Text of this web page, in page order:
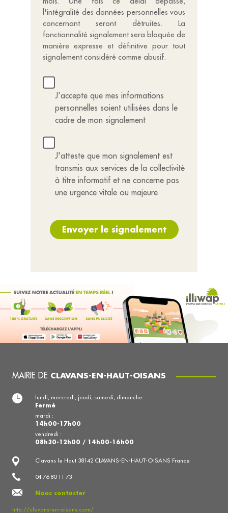
l'intégralité des données personnelles vous
concernant seront détruites. La
fonctionnalité signalement sera bloquée de
manière expresse et définitive pour tout
signalement considéré comme abusif.
J'accepte que mes informations
personnelles soient utilisées dans le
cadre de mon signalement
J'atteste que mon signalement est
transmis aux services de la collectivité
à titre informatif et ne concerne pas
une urgence vitale ou majeure
Envoyer le signalement
MAIRIE DE CLAVANS-EN-HAUT-OISANS
Clavans le Haut 38142 CLAVANS-EN-HAUT-OISANS France
04 76 80 11 73
Nous contacter
http://clavans-en-oisans.com/
lundi, mercredi, jeudi, samedi, dimanche :
Fermé
mardi :
14h00-17h00
vendredi :
08h30-12h00 / 14h00-16h00